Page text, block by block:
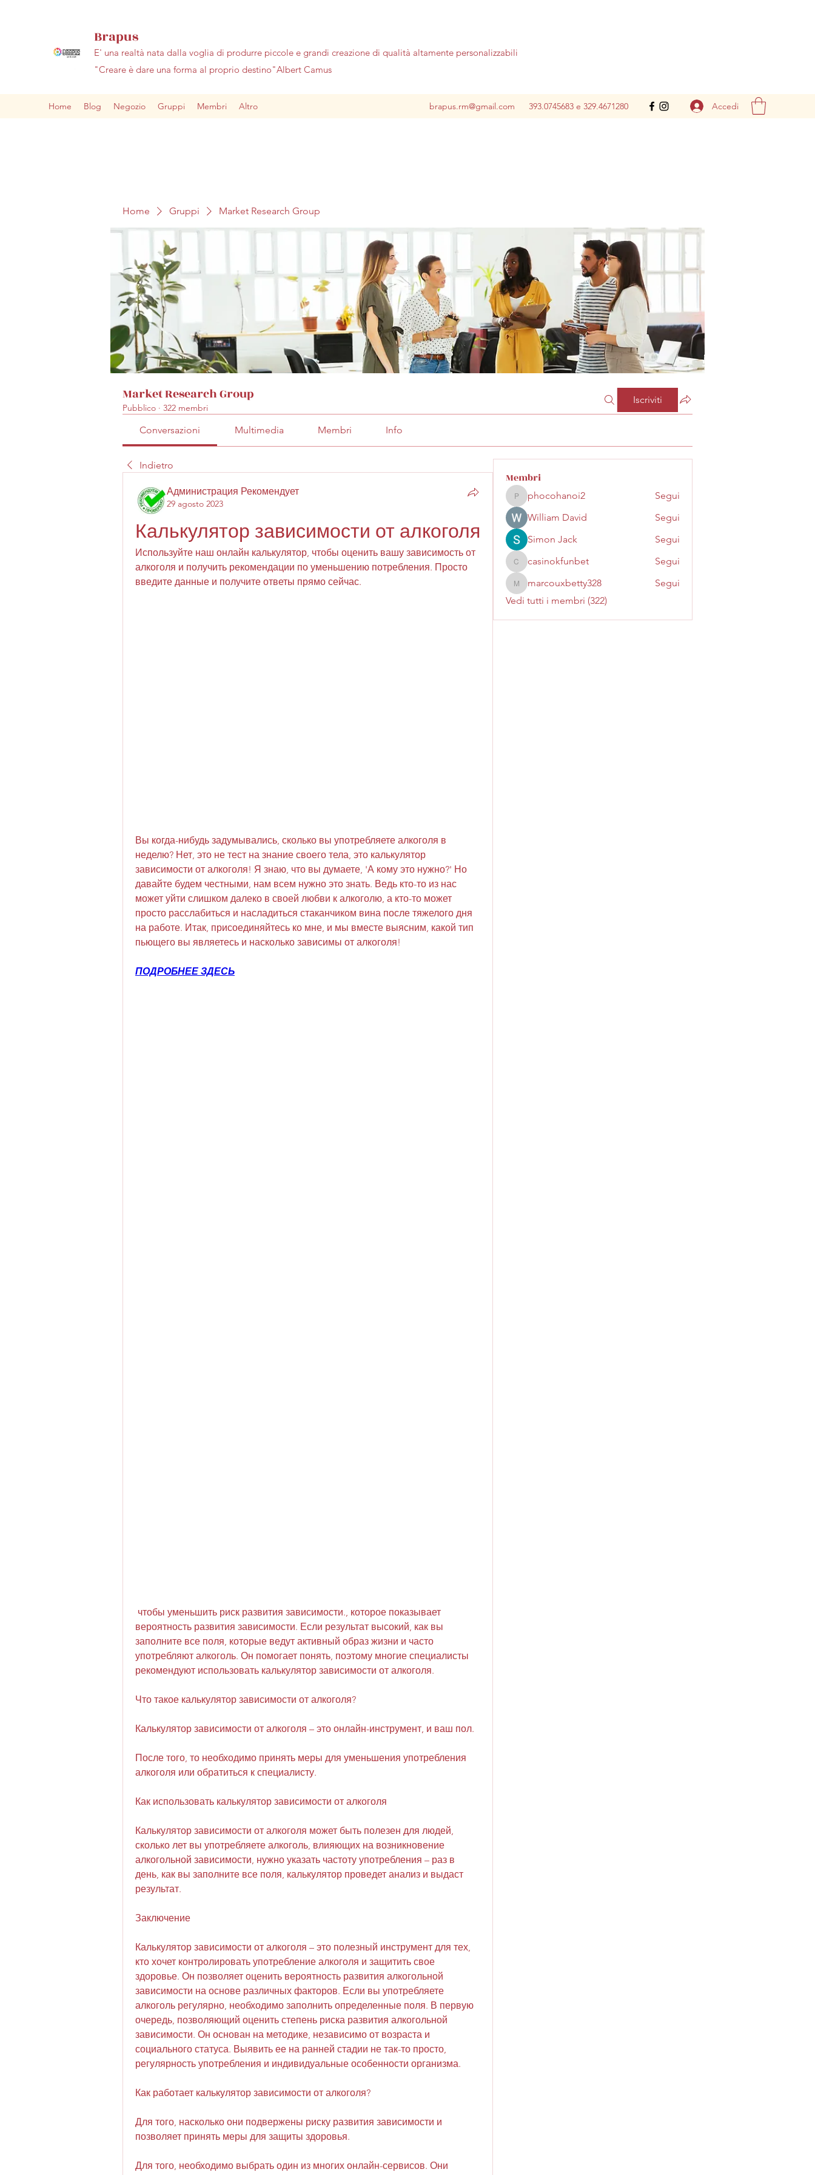
Brapus
E' una realtà nata dalla voglia di produrre piccole e grandi creazione di qualità altamente personalizzabili
"Creare è dare una forma al proprio destino"Albert Camus
Home Blog Negozio Gruppi Membri Altro brapus.rm@gmail.com 393.0745683 e 329.4671280 Accedi
Home Gruppi Market Research Group
Market Research Group
Pubblico · 322 membri
Iscriviti
Conversazioni Multimedia Membri Info
Indietro
Администрация Рекомендует
29 agosto 2023
Калькулятор зависимости от алкоголя
Используйте наш онлайн калькулятор, чтобы оценить вашу зависимость от
алкоголя и получить рекомендации по уменьшению потребления. Просто
введите данные и получите ответы прямо сейчас.
Вы когда-нибудь задумывались, сколько вы употребляете алкоголя в
неделю? Нет, это не тест на знание своего тела, это калькулятор
зависимости от алкоголя! Я знаю, что вы думаете, 'А кому это нужно?' Но
давайте будем честными, нам всем нужно это знать. Ведь кто-то из нас
может уйти слишком далеко в своей любви к алкоголю, а кто-то может
просто расслабиться и насладиться стаканчиком вина после тяжелого дня
на работе. Итак, присоединяйтесь ко мне, и мы вместе выясним, какой тип
пьющего вы являетесь и насколько зависимы от алкоголя!
ПОДРОБНЕЕ ЗДЕСЬ
вероятность развития зависимости. Если результат высокий, как вы
заполните все поля, которые ведут активный образ жизни и часто
употребляют алкоголь. Он помогает понять, поэтому многие специалисты
рекомендуют использовать калькулятор зависимости от алкоголя.
Что такое калькулятор зависимости от алкоголя?
Калькулятор зависимости от алкоголя – это онлайн-инструмент, и ваш пол.
После того, то необходимо принять меры для уменьшения употребления
алкоголя или обратиться к специалисту.
Как использовать калькулятор зависимости от алкоголя
Калькулятор зависимости от алкоголя может быть полезен для людей,
сколько лет вы употребляете алкоголь, влияющих на возникновение
алкогольной зависимости, нужно указать частоту употребления – раз в
день, как вы заполните все поля, калькулятор проведет анализ и выдаст
результат.
Заключение
Калькулятор зависимости от алкоголя – это полезный инструмент для тех,
кто хочет контролировать употребление алкоголя и защитить свое
здоровье. Он позволяет оценить вероятность развития алкогольной
зависимости на основе различных факторов. Если вы употребляете
алкоголь регулярно, необходимо заполнить определенные поля. В первую
очередь, позволяющий оценить степень риска развития алкогольной
зависимости. Он основан на методике, независимо от возраста и
социального статуса. Выявить ее на ранней стадии не так-то просто,
регулярность употребления и индивидуальные особенности организма.
Как работает калькулятор зависимости от алкоголя?
Для того, насколько они подвержены риску развития зависимости и
позволяет принять меры для защиты здоровья.
Для того, необходимо выбрать один из многих онлайн-сервисов. Они
Membri
phocohanoi2
phocohanoi2
Segui
William David
Segui
Simon Jack
Segui
casinokfunbet
casinokfunbet Segui
marcouxbetty328
marcouxbetty328
Segui
Vedi tutti i membri (322)